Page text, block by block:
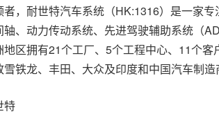
者，耐世特汽车系统（HK:1316）是一家
、动力传动系统、先进驾驶辅助系统（
地区拥有21个工厂、5个工程中心、11个
铁龙、丰田、大众及印度和中国汽车制造
特